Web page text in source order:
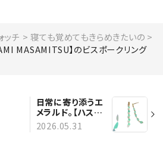
ッチ
寝ても覚めてもきらめきたいの
MASAMITSU】のビスポークリング
日常に寄り添うエ
メラルド。【ハス
ナ】のピアス #140
2026.05.31